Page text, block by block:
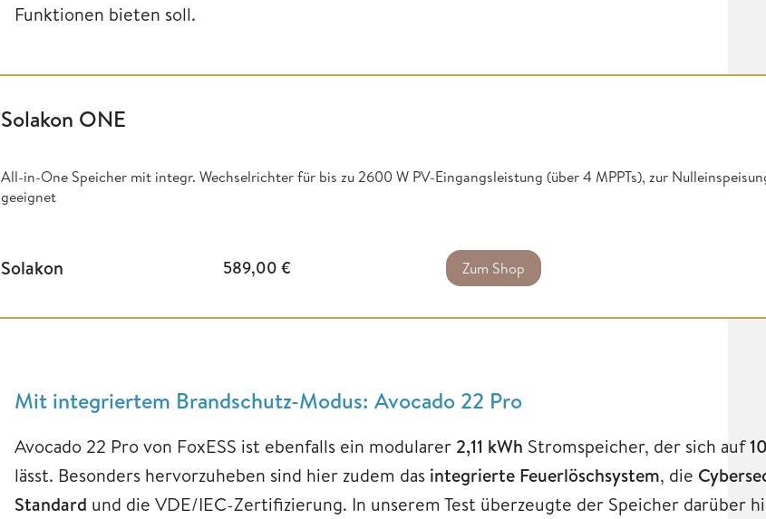
Funktionen bieten soll.
Solakon ONE
All-in-One Speicher mit integr. Wechselrichter für bis zu 2600 W PV-Eingangsleistung (über 4 MPPTs), zur
geeignet
Solakon 589,00€ Zum Shop
Mit integriertem Brandschutz-Modus: Avocado 22 Pro
Avocado 22 Pro von FoxESS ist ebenfalls ein modularer 2,11 kWh Stromspeicher, der sich auf
lässt. Besonders hervorzuheben sind hier zudem das integrierte Feuerlöschsystem, die
Standard und die VDE/IEC-Zertifizierung. In unserem Test überzeugte der Speicher darüber